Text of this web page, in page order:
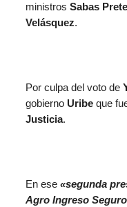
ministros Sabas
Velásquez.
Por culpa del voto de
gobierno Uribeque
Justicia.
En ese «segunda
Agro Ingreso Seguro